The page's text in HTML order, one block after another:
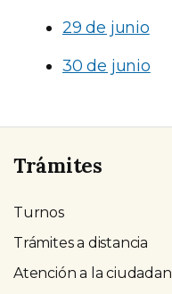
29 de junio
30 de junio
Trámites
Turnos
Trámites a distancia
Atención a la